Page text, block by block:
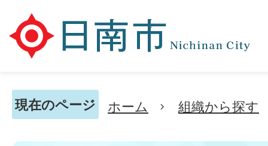
現在のページ ホーム 組織から探す